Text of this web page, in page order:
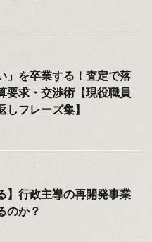
」を卒業する！査定で落
要求・交渉術【現役職員
フレーズ集】
】行政主導の再開発事業
のか？